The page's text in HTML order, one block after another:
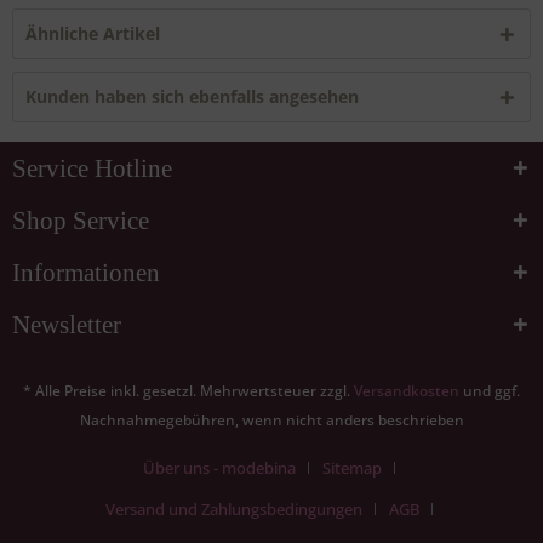
Ähnliche Artikel
Kunden haben sich ebenfalls angesehen
Service Hotline
Shop Service
Informationen
Newsletter
* Alle Preise inkl. gesetzl. Mehrwertsteuer zzgl. Versandkosten und ggf.
Nachnahmegebühren, wenn nicht anders beschrieben
Über uns - modebina
Sitemap
Versand und Zahlungsbedingungen
AGB